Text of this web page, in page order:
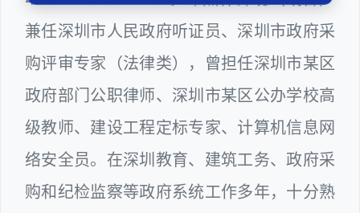
兼任深圳市人民政府听证员、深圳市政府采
购评审专家（法律类），曾担任深圳市某区
政府部门公职律师、深圳市某区公办学校高
级教师、建设工程定标专家、计算机信息网
络安全员。在深圳教育、建筑工务、政府采
购和纪检监察等政府系统工作多年，十分熟